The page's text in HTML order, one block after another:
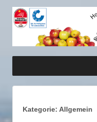
Kategorie: Allgemein